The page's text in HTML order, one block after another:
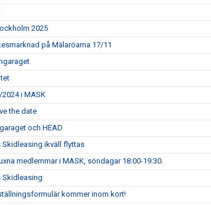
2025
på Mälaröarna 17/11
i MASK
the date
och HEAD
Skidleasing ikväll flyttas
medlemmar i MASK, söndagar 18:00-19:30.
Skidleasing
kommer inom kort!